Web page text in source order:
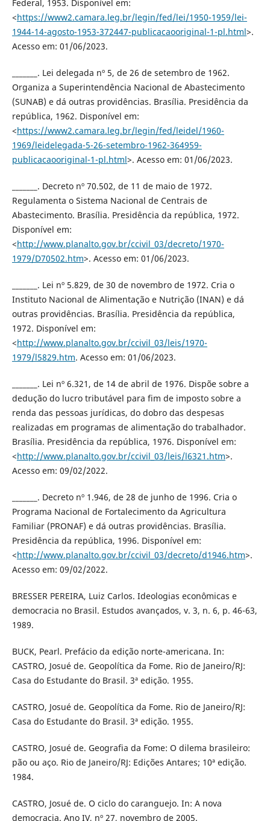
Federal, 1953. Disponível em:
<https://www2.camara.leg.br/legin/fed/lei/1950-1959/lei-
1944-14-agosto-1953-372447-publicacaooriginal-1-pl.html>.
Acesso em: 01/06/2023.
_______. Lei delegada nº 5, de 26 de setembro de 1962.
Organiza a Superintendência Nacional de Abastecimento
(SUNAB) e dá outras providências. Brasília. Presidência da
república, 1962. Disponível em:
<https://www2.camara.leg.br/legin/fed/leidel/1960-
1969/leidelegada-5-26-setembro-1962-364959-
publicacaooriginal-1-pl.html>. Acesso em: 01/06/2023.
_______. Decreto nº 70.502, de 11 de maio de 1972.
Regulamenta o Sistema Nacional de Centrais de
Abastecimento. Brasília. Presidência da república, 1972.
Disponível em:
<http://www.planalto.gov.br/ccivil_03/decreto/1970-
1979/D70502.htm>. Acesso em: 01/06/2023.
_______. Lei nº 5.829, de 30 de novembro de 1972. Cria o
Instituto Nacional de Alimentação e Nutrição (INAN) e dá
outras providências. Brasília. Presidência da república,
1972. Disponível em:
<http://www.planalto.gov.br/ccivil_03/leis/1970-
1979/l5829.htm. Acesso em: 01/06/2023.
_______. Lei nº 6.321, de 14 de abril de 1976. Dispõe sobre a
dedução do lucro tributável para fim de imposto sobre a
renda das pessoas jurídicas, do dobro das despesas
realizadas em programas de alimentação do trabalhador.
Brasília. Presidência da república, 1976. Disponível em:
<http://www.planalto.gov.br/ccivil_03/leis/l6321.htm>.
Acesso em: 09/02/2022.
_______. Decreto nº 1.946, de 28 de junho de 1996. Cria o
Programa Nacional de Fortalecimento da Agricultura
Familiar (PRONAF) e dá outras providências. Brasília.
Presidência da república, 1996. Disponível em:
<http://www.planalto.gov.br/ccivil_03/decreto/d1946.htm>.
Acesso em: 09/02/2022.
BRESSER PEREIRA, Luiz Carlos. Ideologias econômicas e
democracia no Brasil. Estudos avançados, v. 3, n. 6, p. 46-63,
1989.
BUCK, Pearl. Prefácio da edição norte-americana. In:
CASTRO, Josué de. Geopolítica da Fome. Rio de Janeiro/RJ:
Casa do Estudante do Brasil. 3ª edição. 1955.
CASTRO, Josué de. Geopolítica da Fome. Rio de Janeiro/RJ:
Casa do Estudante do Brasil. 3ª edição. 1955.
CASTRO, Josué de. Geografia da Fome: O dilema brasileiro:
pão ou aço. Rio de Janeiro/RJ: Edições Antares; 10ª edição.
1984.
CASTRO, Josué de. O ciclo do caranguejo. In: A nova
democracia. Ano IV, nº 27, novembro de 2005.